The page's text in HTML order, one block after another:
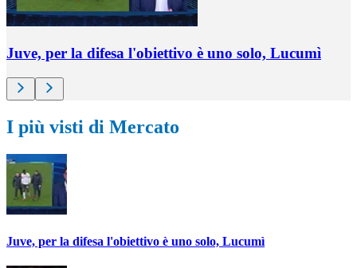
Juve, per la difesa l'obiettivo è uno solo, Lucumì
I più visti di Mercato
Juve, per la difesa l'obiettivo è uno solo, Lucumì